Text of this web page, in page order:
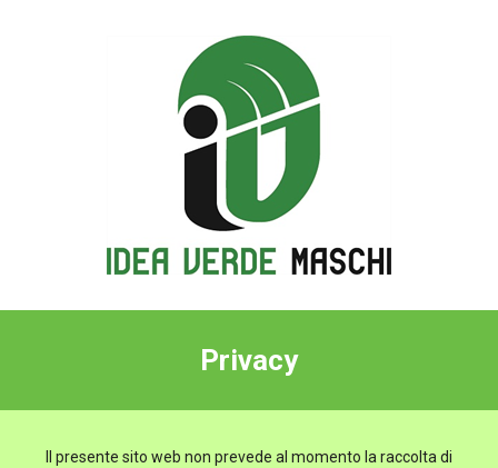
Privacy
Il presente sito web non prevede al momento la raccolta di